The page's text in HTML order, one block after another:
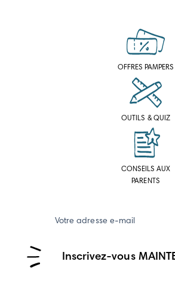
OFFRES PAMPERS
OUTILS & QUIZ
CONSEILS AUX
PARENTS
Votre adresse e-mail
Inscrivez-vous